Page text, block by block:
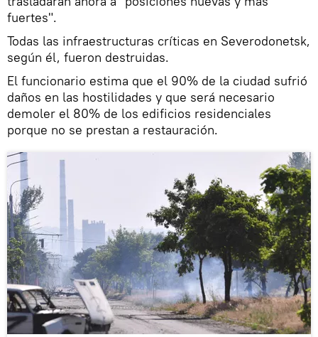
fuertes".
Todas las infraestructuras críticas en Severodonetsk,
según él, fueron destruidas.
El funcionario estima que el 90% de la ciudad sufrió
daños en las hostilidades y que será necesario
demoler el 80% de los edificios residenciales
porque no se prestan a restauración.